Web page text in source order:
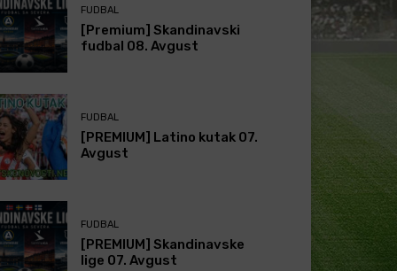
FUDBAL
[Premium] Skandinavski
fudbal 08. Avgust
FUDBAL
[PREMIUM] Latino kutak 07.
Avgust
FUDBAL
[PREMIUM] Skandinavske
lige 07. Avgust